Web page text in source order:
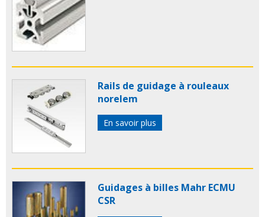
Rails de guidage à rouleaux
norelem
En savoir plus
Guidages à billes Mahr ECMU
CSR